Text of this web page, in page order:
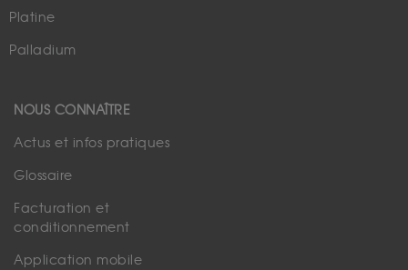
Platine
Palladium
NOUS CONNAÎTRE
Actus et infos pratiques
Glossaire
Facturation et
conditionnement
Application mobile